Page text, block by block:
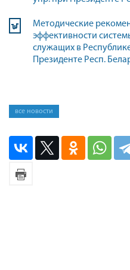
Методические
эффективности
служащих в
Президенте Респ.
все новости